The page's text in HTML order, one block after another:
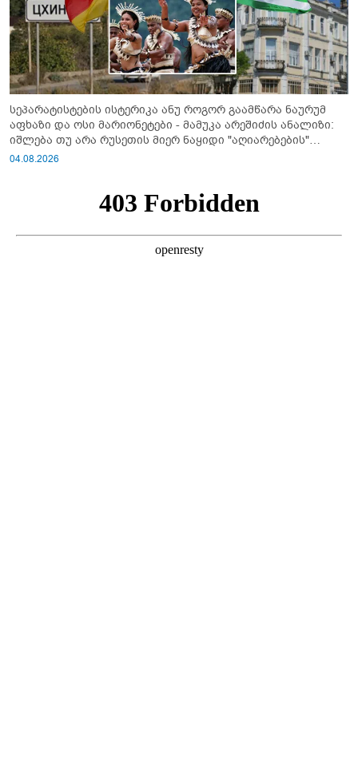
სეპარატისტების ისტერიკა ანუ როგორ გაამწარა ნაურუმ
აფხაზი და ოსი მარიონეტები - მამუკა არეშიძის ანალიზი:
იშლება თუ არა რუსეთის მიერ ნაყიდი "აღიარებების"
სისტემა?!
04.08.2026